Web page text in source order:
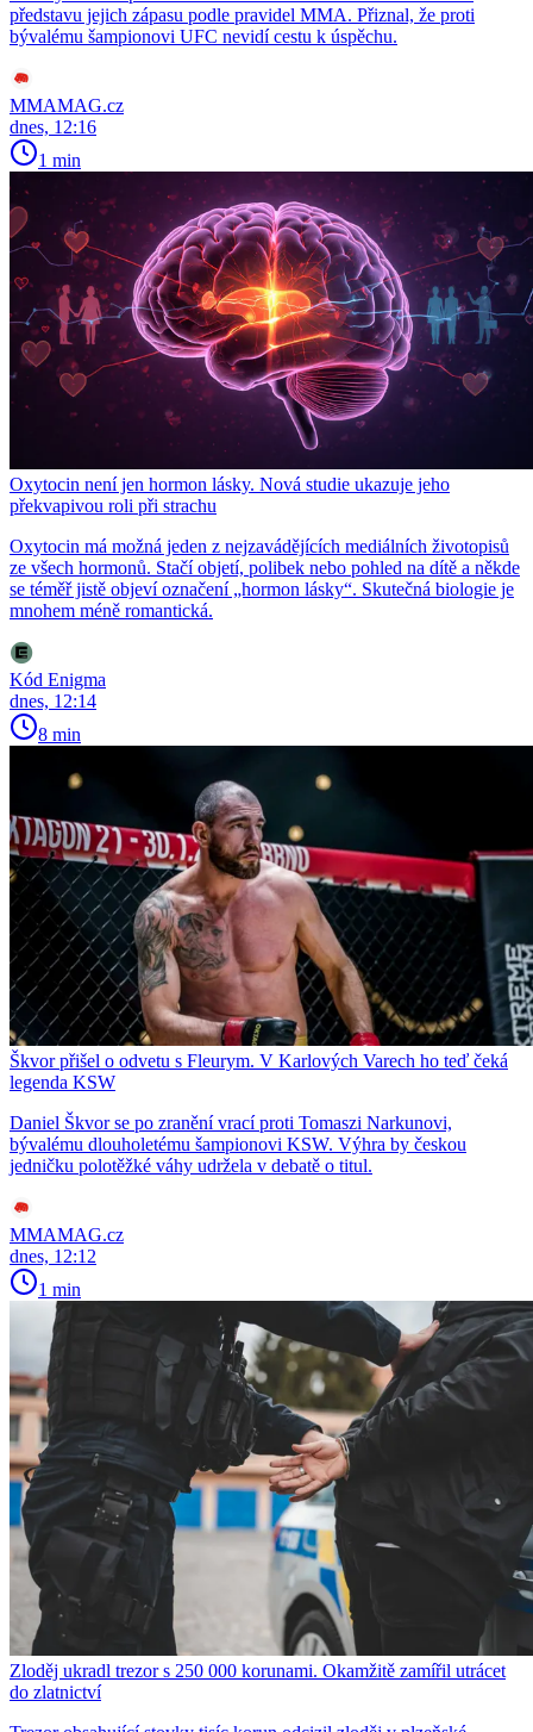
představu jejich zápasu podle pravidel MMA. Přiznal, že proti
bývalému šampionovi UFC nevidí cestu k úspěchu.
MMAMAG.cz
dnes, 12:16
1 min
Oxytocin není jen hormon lásky. Nová studie ukazuje jeho
překvapivou roli při strachu
Oxytocin má možná jeden z nejzavádějících mediálních životopisů
ze všech hormonů. Stačí objetí, polibek nebo pohled na dítě a někde
se téměř jistě objeví označení „hormon lásky“. Skutečná biologie je
mnohem méně romantická.
Kód Enigma
dnes, 12:14
8 min
Škvor přišel o odvetu s Fleurym. V Karlových Varech ho teď čeká
legenda KSW
Daniel Škvor se po zranění vrací proti Tomaszi Narkunovi,
bývalému dlouholetému šampionovi KSW. Výhra by českou
jedničku polotěžké váhy udržela v debatě o titul.
MMAMAG.cz
dnes, 12:12
1 min
Zloděj ukradl trezor s 250 000 korunami. Okamžitě zamířil utrácet
do zlatnictví